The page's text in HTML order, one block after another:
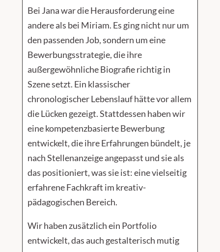
Bei Jana war die Herausforderung eine
andere als bei Miriam. Es ging nicht nur um
den passenden Job, sondern um eine
Bewerbungsstrategie, die ihre
außergewöhnliche Biografie richtig in
Szene setzt. Ein klassischer
chronologischer Lebenslauf hätte vor allem
die Lücken gezeigt. Stattdessen haben wir
eine kompetenzbasierte Bewerbung
entwickelt, die ihre Erfahrungen bündelt, je
nach Stellenanzeige angepasst und sie als
das positioniert, was sie ist: eine vielseitig
erfahrene Fachkraft im kreativ-
pädagogischen Bereich.
Wir haben zusätzlich ein Portfolio
entwickelt, das auch gestalterisch mutig